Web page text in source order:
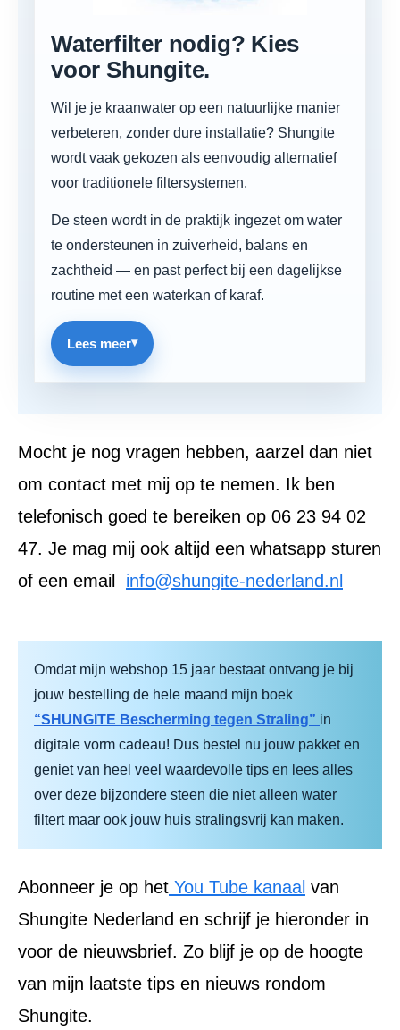
Waterfilter nodig? Kies
voor Shungite.
Wil je je kraanwater op een natuurlijke manier
verbeteren, zonder dure installatie? Shungite
wordt vaak gekozen als eenvoudig alternatief
voor traditionele filtersystemen.
De steen wordt in de praktijk ingezet om water
te ondersteunen in zuiverheid, balans en
zachtheid — en past perfect bij een dagelijkse
routine met een waterkan of karaf.
Lees meer
Mocht je nog vragen hebben, aarzel dan niet
om contact met mij op te nemen. Ik ben
telefonisch goed te bereiken op 06 23 94 02
47. Je mag mij ook altijd een whatsapp sturen
of een email info@shungite-nederland.nl
Omdat mijn webshop 15 jaar bestaat ontvang je bij
jouw bestelling de hele maand mijn boek
“SHUNGITE Bescherming tegen Straling” in
digitale vorm cadeau! Dus bestel nu jouw pakket en
geniet van heel veel waardevolle tips en lees alles
over deze bijzondere steen die niet alleen water
filtert maar ook jouw huis stralingsvrij kan maken.
Abonneer je op het You Tube kanaal van
Shungite Nederland en schrijf je hieronder in
voor de nieuwsbrief. Zo blijf je op de hoogte
van mijn laatste tips en nieuws rondom
Shungite.